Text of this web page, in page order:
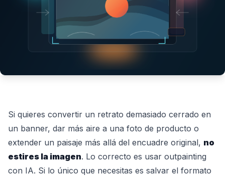
Si quieres convertir un retrato demasiado cerrado en
un banner, dar más aire a una foto de producto o
extender un paisaje más allá del encuadre original, no
estires la imagen. Lo correcto es usar outpainting
con IA. Si lo único que necesitas es salvar el formato